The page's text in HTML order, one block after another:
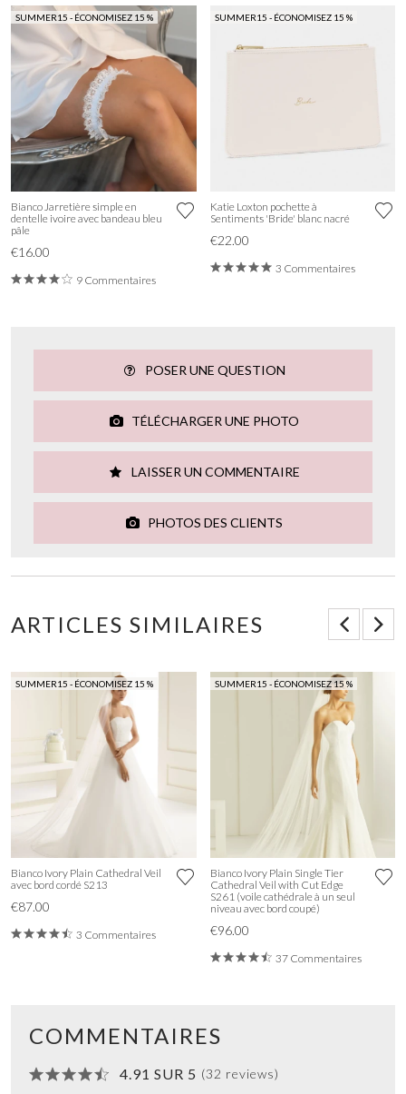
SUMMER15 - ÉCONOMISEZ 15 %
Bianco Jarretière simple en
dentelle ivoire avec bandeau bleu
pâle
€16.00
9 Commentaires
SUMMER15 - ÉCONOMISEZ 15 %
Katie Loxton pochette à
Sentiments 'Bride' blanc nacré
€22.00
3 Commentaires
POSER UNE QUESTION
TÉLÉCHARGER UNE PHOTO
LAISSER UN COMMENTAIRE
PHOTOS DES CLIENTS
ARTICLES SIMILAIRES
SUMMER15 - ÉCONOMISEZ 15 %
Bianco Ivory Plain Cathedral Veil
avec bord cordé S213
€87.00
3 Commentaires
SUMMER15 - ÉCONOMISEZ 15 %
Bianco Ivory Plain Single Tier
Cathedral Veil with Cut Edge
S261 (voile cathédrale à un seul
niveau avec bord coupé)
€96.00
37 Commentaires
COMMENTAIRES
4.91 SUR 5 (32 reviews)